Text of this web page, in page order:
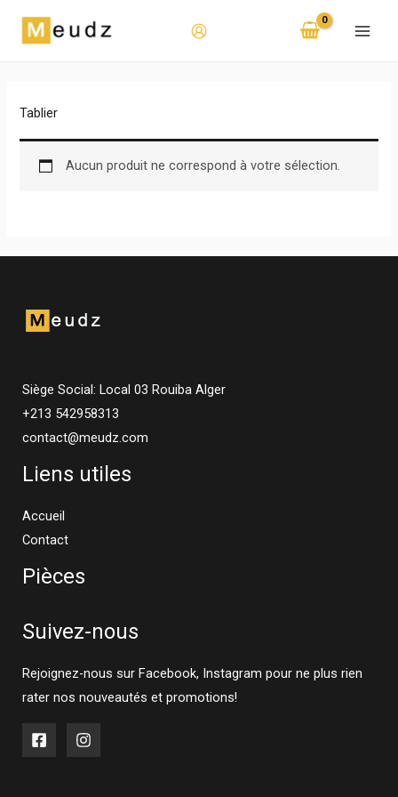
Tablier
Aucun produit ne correspond à votre sélection.
Siège Social: Local 03 Rouiba Alger
+213 542958313
contact@meudz.com
Liens utiles
Accueil
Contact
Pièces
Suivez-nous
Rejoignez-nous sur Facebook, Instagram pour ne plus rien
rater nos nouveautés et promotions!